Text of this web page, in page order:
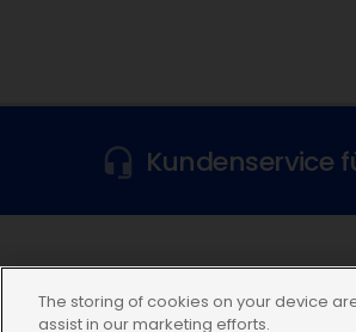
Kundenservice
The storing of cookies on your device
assist in our marketing efforts.